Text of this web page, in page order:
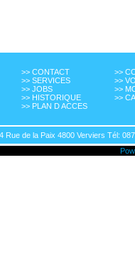
>> CONTACT
>> SERVICES
>> JOBS
>> HISTORIQUE
>> PLAN D ACCES
>>
>>
>>
>>
Rue de la Paix 4800 Verviers Tél: